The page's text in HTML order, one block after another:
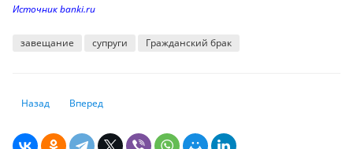
Источник banki.ru
завещание супруги Гражданский брак
Предыдущий: Погасить кредит досрочно – выгодно
Назад Следующий: Особенности автострахования в Казахстане:
Вперед